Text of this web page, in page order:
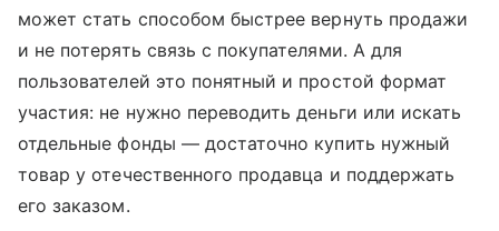
может стать способом быстрее вернуть продажи
и не потерять связь с покупателями. А для
пользователей это понятный и простой формат
участия: не нужно переводить деньги или искать
отдельные фонды — достаточно купить нужный
товар у отечественного продавца и поддержать
его заказом.